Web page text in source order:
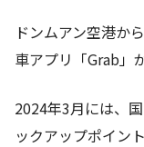
ドンムアン空港か
車アプリ「Grab」
2024年3月には、
ックアップポイン